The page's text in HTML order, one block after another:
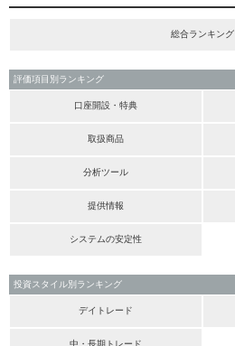
総合ランキング
評価項目別ランキング
口座開設・特典
取扱商品
分析ツール
提供情報
システムの安定性
投資スタイル別ランキング
デイトレード
中・長期トレード